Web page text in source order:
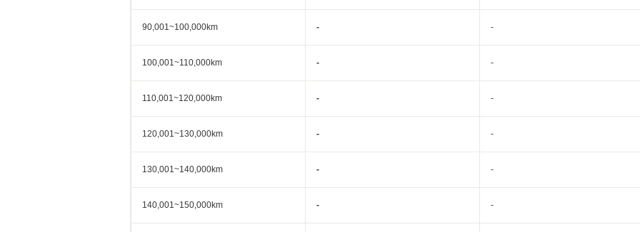
90,001~100,000km - -
100,001~110,000km - -
110,001~120,000km - -
120,001~130,000km - -
130,001~140,000km - -
140,001~150,000km - -